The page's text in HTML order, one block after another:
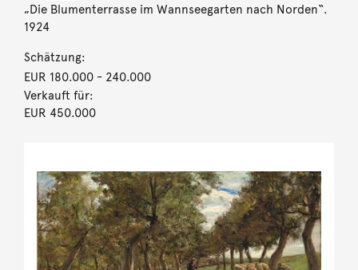
„Die Blumenterrasse im Wannseegarten nach Norden“.
1924
Schätzung:
EUR 180.000- 240.000
Verkauft für:
EUR 450.000